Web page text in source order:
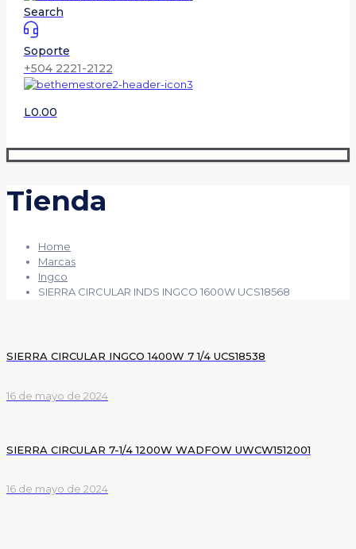
Search
Soporte
+504 2221-2122
L0.00
Tienda
Home
Marcas
Ingco
SIERRA CIRCULAR INDS INGCO 1600W UCS18568
SIERRA CIRCULAR INGCO 1400W 7 1/4 UCS18538
16 de mayo de 2024
SIERRA CIRCULAR 7-1/4 1200W WADFOW UWCW1512001
16 de mayo de 2024